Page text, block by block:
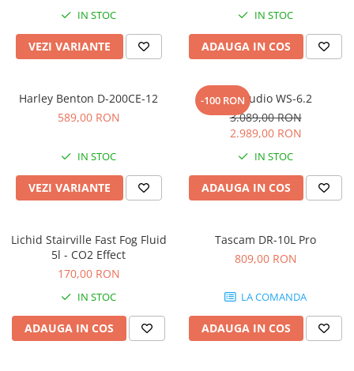
Microfoane pt Camere Video
Microfoane pt instalatii si
conferinta
Microfoane stereo
Microfoane Suspendabile
Stative de microfon
Studio si inregistrari
Accesorii de microfoane
Accesorii echipamente de studio
Clape MIDI
Convertoare AD/DA
IN STOC
VEZI VARIANTE
IN STOC
ADAUGA IN COS
Harley Benton D-200CE-12
589,00 RON
IN STOC
VEZI VARIANTE
-100 RON
Kali Audio WS-6.2
3.089,00 RON
2.989,00 RON
IN STOC
ADAUGA IN COS
Lichid Stairville Fast Fog Fluid
5l - CO2 Effect
170,00 RON
IN STOC
ADAUGA IN COS
Tascam DR-10L Pro
809,00 RON
LA COMANDA
ADAUGA IN COS